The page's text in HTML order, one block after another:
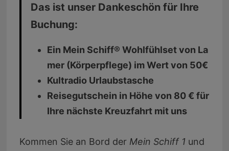
Das ist unser Dankeschön für Ihre
Buchung:
Ein Mein Schiff® Wohlfühlset von La
mer (Körperpflege) im Wert von 50€
Kultradio Urlaubstasche
Reisegutschein in Höhe von 80 € für
Ihre nächste Kreuzfahrt mit uns
Kommen Sie an Bord der Mein Schiff 1 und